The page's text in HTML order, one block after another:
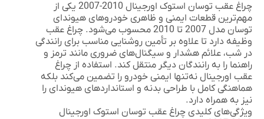
چراغ عقب توسان استوک اورجینال 2010-2007
یکی از
مهم‌ترین قطعات ایمنی و ظاهری خودروهای هیوندای
توسان مدل 2007 تا 2010 محسوب می‌شود. چراغ عقب
وظیفه دارد تا علاوه بر تأمین روشنایی مناسب برای رانندگی
در شب، علائم هشدار و سیگنال‌های ضروری مانند ترمز و
راهنما را به رانندگان دیگر منتقل کند. استفاده از چراغ
عقب اورجینال نه‌تنها ایمنی خودرو را تضمین می‌کند بلکه
هماهنگی کامل با طراحی بدنه و استانداردهای هیوندای را
نیز به همراه دارد.
ویژگی‌های کلیدی چراغ عقب توسان استوک اورجینال